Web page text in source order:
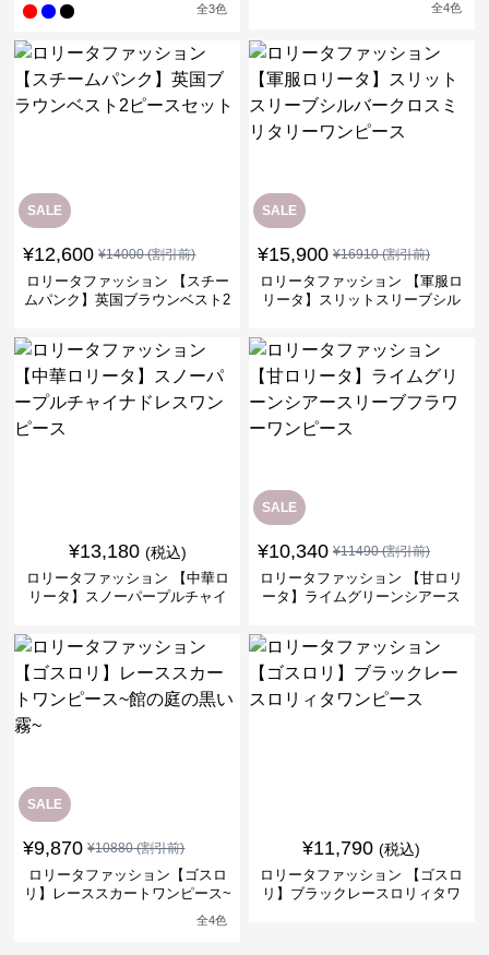
全3色 全4色
SALE
¥12,600 ¥14000(割引前)
ロリータファッション 【スチー
ムパンク】英国ブラウンベスト2
SALE
¥15,900 ¥16910(割引前)
ロリータファッション 【軍服ロ
リータ】スリットスリーブシル
¥13,180 (税込)
ロリータファッション 【中華ロ
リータ】スノーパープルチャイ
SALE
¥10,340 ¥11490(割引前)
ロリータファッション 【甘ロリ
ータ】ライムグリーンシアース
SALE
¥9,870 ¥10880(割引前)
ロリータファッション【ゴスロ
リ】レーススカートワンピース~
全4色
¥11,790 (税込)
ロリータファッション 【ゴスロ
リ】ブラックレースロリィタワ